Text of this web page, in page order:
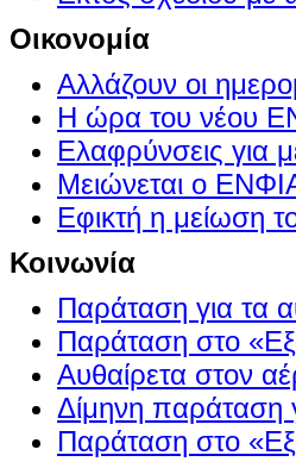
Οικονομία
Αλλάζουν οι
Η ώρα του νέου
Ελαφρύνσεις για
Μειώνεται ο
Εφικτή η μείωση
Κοινωνία
Παράταση για τα
Παράταση στο
Αυθαίρετα στον
Δίμηνη παράταση
Παράταση στο